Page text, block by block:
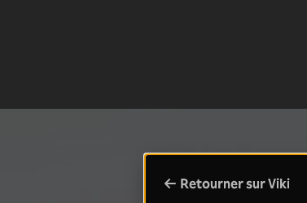
Retourner sur Viki